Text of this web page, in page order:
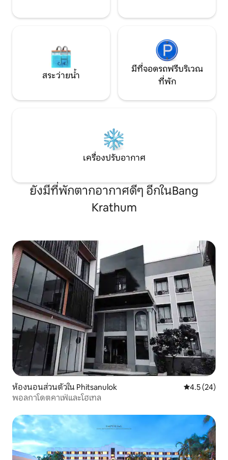
สระว่ายน้ำ
มีที่จอดรถฟรีบริเวณ
ที่พัก
เครื่องปรับอากาศ
ยังมีที่พักตากอากาศดีๆ อีกในBang
Krathum
ห้องนอนส่วนตัวใน Phitsanulok คะแนนเฉลี่ย
4.5 (24)
พอลกาโดตคาเฟ่และโฮเทล